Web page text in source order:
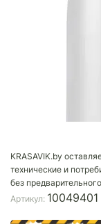
KRASAVIK.by
технические и
без
Артикул: 10049401